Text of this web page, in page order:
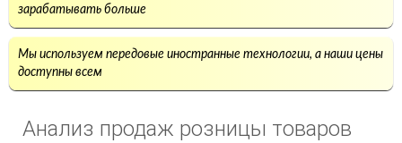
зарабатывать больше
Мы используем передовые иностранные технологии, а наши цены
доступны всем
Анализ продаж розницы товаров